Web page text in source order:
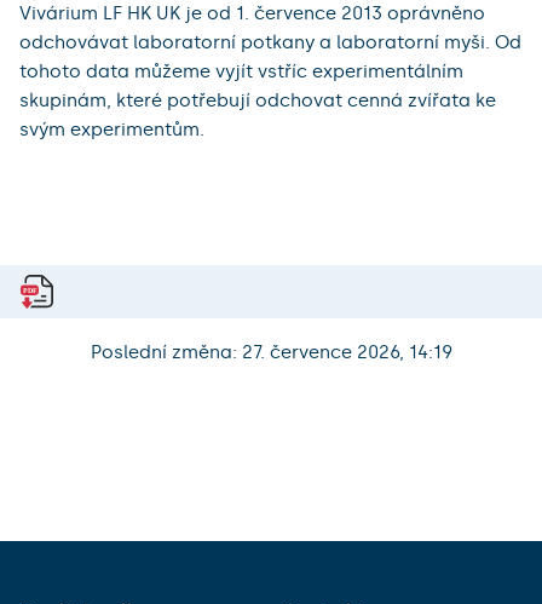
Vivárium LF HK UK je od 1. července 2013 oprávněno
odchovávat laboratorní potkany a laboratorní myši. Od
tohoto data můžeme vyjít vstříc experimentálním
skupinám, které potřebují odchovat cenná zvířata ke
svým experimentům.
Poslední změna: 27. července 2026, 14:19